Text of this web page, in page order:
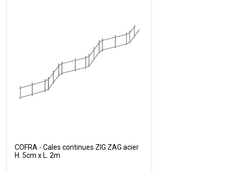
COFRA - Cales continues ZIG ZAG acier
H. 5cm x L. 2m